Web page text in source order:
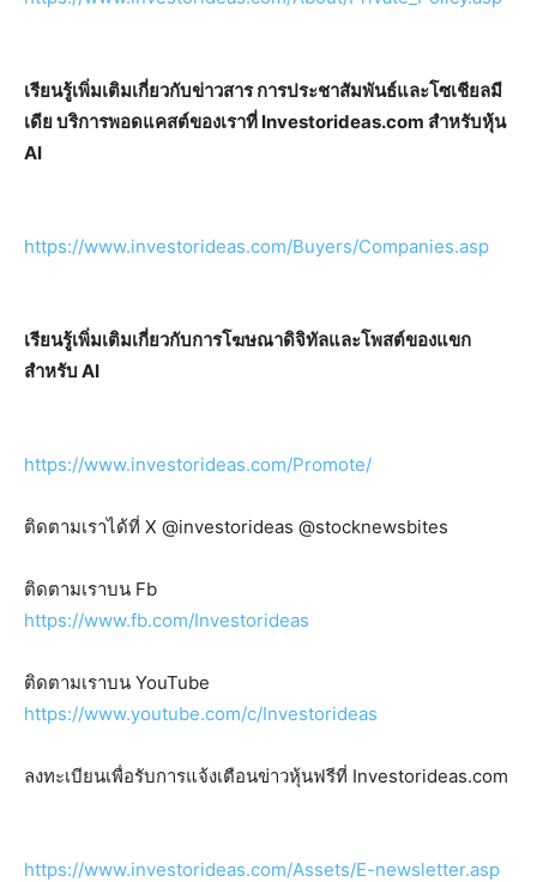
เรียนรู้เพิ่มเติมเกี่ยวกับข่าวสาร การประชาสัมพันธ์และโซเชียลมี
เดีย บริการพอดแคสต์ของเราที่ Investorideas.com สำหรับหุ้น
AI
https://www.investorideas.com/Buyers/Companies.asp
เรียนรู้เพิ่มเติมเกี่ยวกับการโฆษณาดิจิทัลและโพสต์ของแขก
สำหรับ AI
https://www.investorideas.com/Promote/
ติดตามเราได้ที่ X @investorideas @stocknewsbites
ติดตามเราบน Fb
https://www.fb.com/Investorideas
ติดตามเราบน YouTube
https://www.youtube.com/c/Investorideas
ลงทะเบียนเพื่อรับการแจ้งเตือนข่าวหุ้นฟรีที่ Investorideas.com
https://www.investorideas.com/Assets/E-newsletter.asp